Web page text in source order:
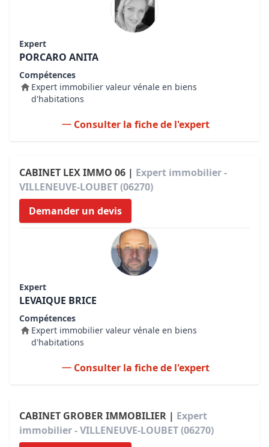
Expert
PORCARO ANITA
Compétences
Expert immobilier valeur vénale en biens
d'habitations
Consulter la fiche de l'expert
CABINET LEX IMMO 06 | Expert immobilier -
VILLENEUVE-LOUBET (06270)
Demander un devis
Expert
LEVAIQUE BRICE
Compétences
Expert immobilier valeur vénale en biens
d'habitations
Consulter la fiche de l'expert
CABINET GROBER IMMOBILIER | Expert
immobilier - VILLENEUVE-LOUBET (06270)